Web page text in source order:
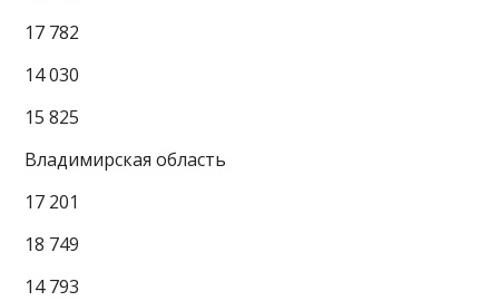
17 782
14 030
15 825
Владимирская область
17 201
18 749
14 793